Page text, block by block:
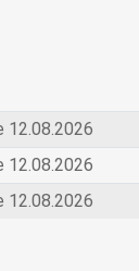
12.08.2026
12.08.2026
12.08.2026